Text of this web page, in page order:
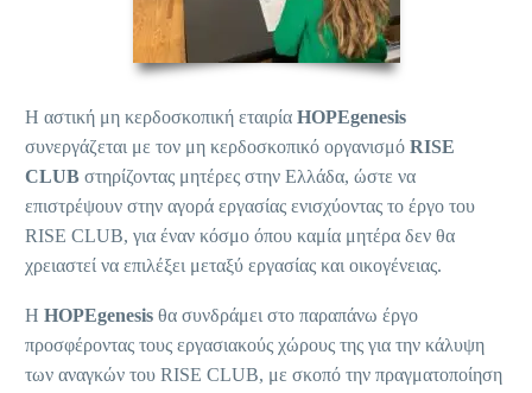
Η αστική μη κερδοσκοπική εταιρία HOPEgenesis
συνεργάζεται με τον μη κερδοσκοπικό οργανισμό RISE
CLUB στηρίζοντας μητέρες στην Ελλάδα, ώστε να
επιστρέψουν στην αγορά εργασίας ενισχύοντας το έργο του
RISE CLUB, για έναν κόσμο όπου καμία μητέρα δεν θα
χρειαστεί να επιλέξει μεταξύ εργασίας και οικογένειας.
Η HOPEgenesis θα συνδράμει στο παραπάνω έργο
προσφέροντας τους εργασιακούς χώρους της για την κάλυψη
των αναγκών του RISE CLUB, με σκοπό την πραγματοποίηση